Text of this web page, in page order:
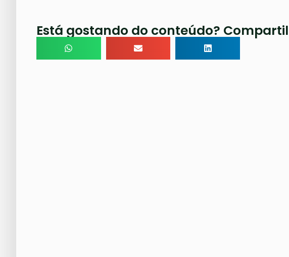
Está gostando do conteúdo?